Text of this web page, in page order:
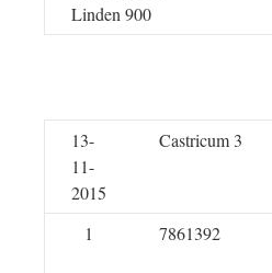
Linden 900
13-
11-
2015
Castricum 3
1 7861392